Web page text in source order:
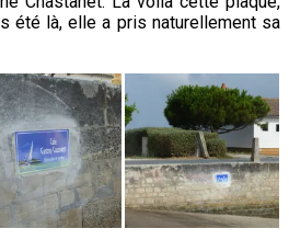
été là, elle a pris naturellement sa